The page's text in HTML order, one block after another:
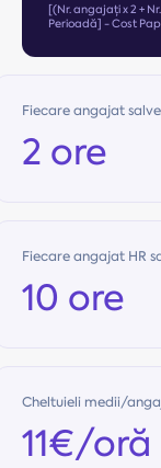
[(Nr. angajați x 2 +
Perioadă] - Cost
Fiecare angajat
2 ore
Fiecare angajat HR
10 ore
Cheltuieli medii/
11€/oră